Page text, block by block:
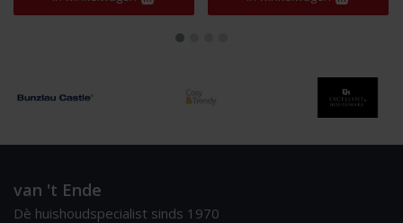
van 't Ende
Dè huishoudspecialist sinds 1970